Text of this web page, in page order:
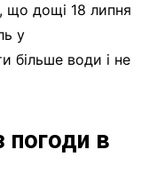
що дощі 18 липня
у
більше води і не
погоди в